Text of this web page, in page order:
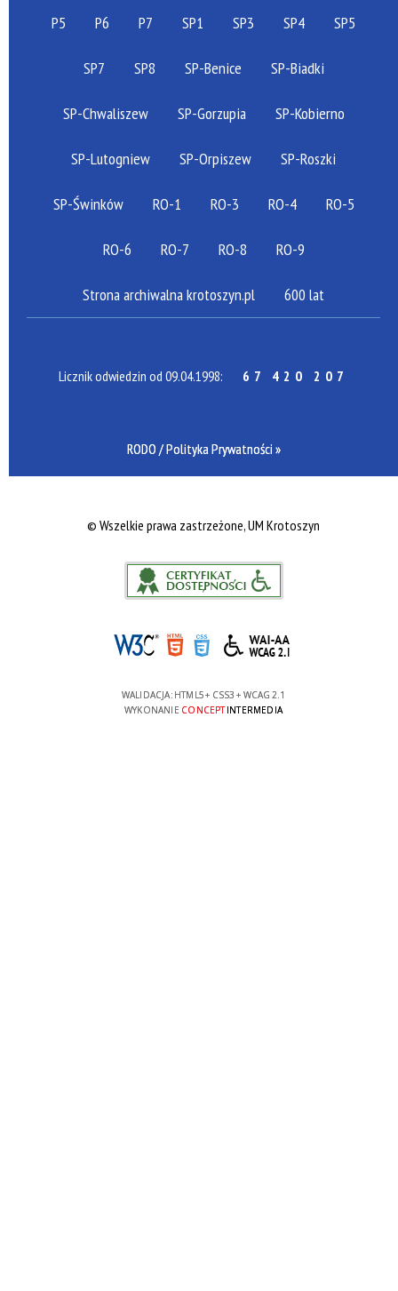
P5 P6 P7 SP1 SP3 SP4 SP5
SP7 SP8 SP-Benice SP-Biadki
SP-Chwaliszew SP-Gorzupia SP-Kobierno
SP-Lutogniew SP-Orpiszew SP-Roszki
SP-Świnków RO-1 RO-3 RO-4 RO-5
RO-6 RO-7 RO-8 RO-9
Strona archiwalna krotoszyn.pl 600 lat
Licznik odwiedzin od 09.04.1998: 67 420 207
RODO / Polityka Prywatności »
© Wszelkie prawa zastrzeżone, UM Krotoszyn
WALIDACJA: HTML5+ CSS3 + WCAG 2.1
WYKONANIE CONCEPTINTERMEDIA